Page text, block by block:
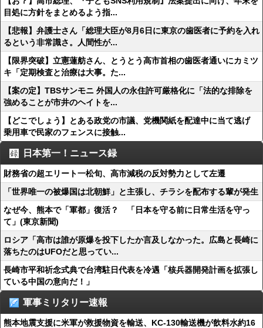
目処に方針をまとめるよう指...
【悲報】弁護士さん「総理大臣が8月6日に東京の歯医者に予約を入れ
るという非常識さ。人間性が...
【限界突破】立憲蓮舫さん、とうとう高市首相の歯医者通いにカミツ
キ「定期検査と治療は大事。た...
【案の定】TBSサンモニ 外国人の永住許可厳格化に「法的な排除を
強めることが市井のヘイトを...
【どこでしょう】とある政党の市議、党機関紙を配達中に当て逃げ
乗用車で民家のフェンスに接触...
日本第一！ニュース録
財務省の超エリート一松旬、高市減税の反対勢力として左遷
「世界唯一の被爆国は北朝鮮」と主張し、チラシを配布する輩が発生
なぜ今、熊本で「軍都」復活？ 「日本を守る前に日常生活を守っ
て」(東京新聞)
ロシア「高市は誰が原爆を投下したか言及しなかった。広島と長崎に
落ちたのはUFOだと思ってい...
長崎市平和祈念式典で台湾駐日代表を冷遇「核兵器開発計画を拡張し
ている中国の意向だ！」
軍事ミリタリー速報
熊本地震支援に米軍が救援物資を輸送、KC-130輸送機が飲料水約16